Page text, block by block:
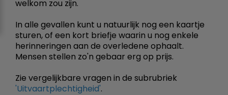
welkom zou zijn.
In alle gevallen kunt u natuurlijk nog een kaartje
sturen, of een kort briefje waarin u nog enkele
herinneringen aan de overledene ophaalt.
Mensen stellen zo'n gebaar erg op prijs.
Zie vergelijkbare vragen in de subrubriek
'Uitvaartplechtigheid'.